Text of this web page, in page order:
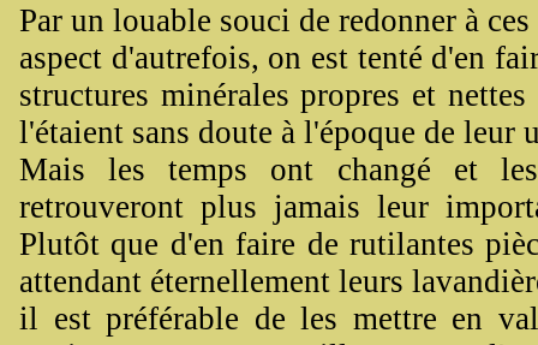
Par un louable souci de redonner à
aspect d'autrefois, on est tenté d'en
structures minérales propres et
l'étaient sans doute à l'époque de leur
Mais les temps ont changé et
retrouveront plus jamais leur
Plutôt que d'en faire de rutilantes
attendant éternellement leurs
il est préférable de les mettre en